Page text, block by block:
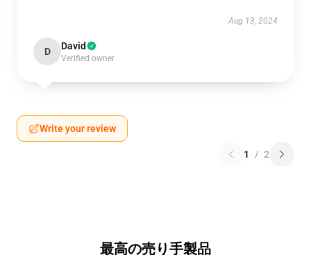
Aug 13, 2024
D David
Verified owner
Write your review
1 / 2
最高の売り手製品